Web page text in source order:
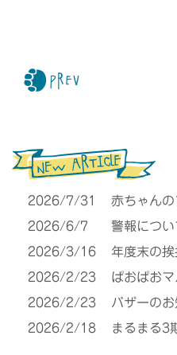
2026/7/31
赤ちゃんの
2026/6/7
警報につい
2026/3/16
年度末の挨
2026/2/23
ぱおぱお
2026/2/23
バザーの
2026/2/18
まるまる3